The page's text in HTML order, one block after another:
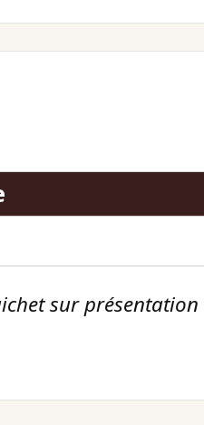
sur présentation